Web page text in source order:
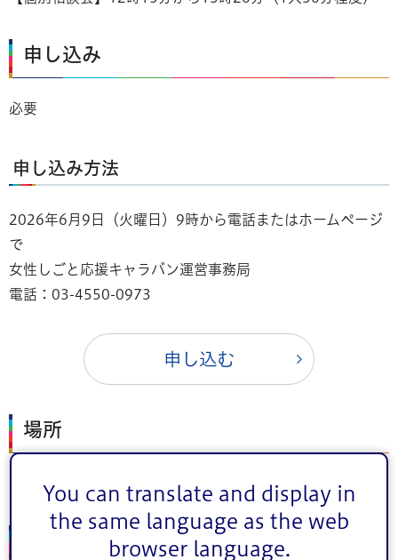
You can translate and display in
the same language as the web
browser language.
申し込み
必要
申し込み方法
2026年6月9日（火曜日）9時から電話またはホームページ
で
女性しごと応援キャラバン運営事務局
電話：03-4550-0973
申し込む
場所
タワーホール船堀 桃源